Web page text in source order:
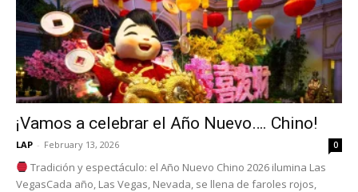
¡Vamos a celebrar el Año Nuevo…. Chino!
LAP - February 13, 2026 0
Tradición y espectáculo: el Año Nuevo Chino 2026 ilumina Las
VegasCada año, Las Vegas, Nevada, se llena de faroles rojos,